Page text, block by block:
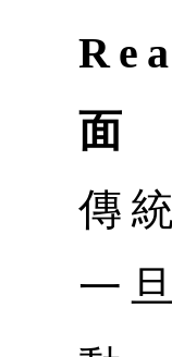
面
傳
一